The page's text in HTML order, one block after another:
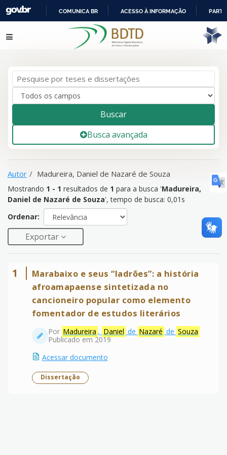
IR
PARA
COMUNICA BR ACESSO À INFORMAÇÃO
resultados de 1para a busca '
Daniel de Nazaré de Souza'
Pular para o conteúdo
Buscar
Busca avançada
Autor Madureira, Daniel de Nazaré de Souza
Mostrando 1 - 1 resultados de 1 para a busca 'Madureira,
Daniel de Nazaré de Souza', tempo de busca: 0,01s
Ordenar:
Exportar
1
Marabaixo e seus “ladrões”: a história
afroamapaense sintetizada no
cancioneiro popular como elemento
fomentador de estudos literários
Por Madureira , Daniel de Nazaré de Souza
Publicado em 2019
Acessar documento
Dissertação